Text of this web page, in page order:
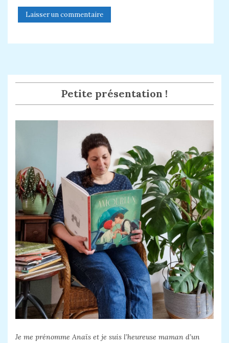
Petite présentation !
Je me prénomme Anaïs et je suis l’heureuse maman d’un